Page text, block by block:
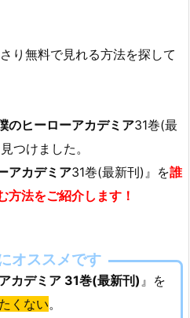
り無料で見れる方法を探して
のヒーローアカデミア31巻(最
つけました。
アカデミア31巻(最新刊)』を誰
方法をご紹介します！
オススメです
カデミア 31巻(最新刊) 』を
くない。